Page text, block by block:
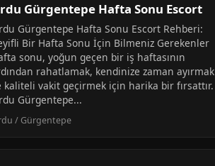
Gürgentepe Hafta Sonu Escort
Gürgentepe Hafta Sonu Escort Rehberi:
Bir Hafta Sonu İçin Bilmeniz Gerekenler
sonu, yoğun geçen bir iş haftasının
rahatlamak, kendinize zaman ayırmak
kaliteli vakit geçirmek için harika bir fırsattır.
Gürgentepe...
/ Gürgentepe